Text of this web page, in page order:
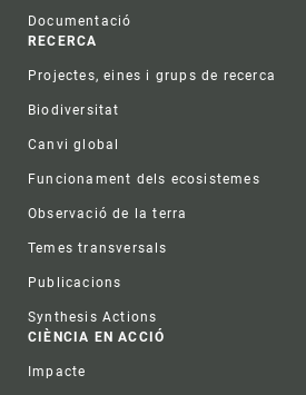
Documentació
RECERCA
Projectes, eines i grups de recerca
Biodiversitat
Canvi global
Funcionament dels ecosistemes
Observació de la terra
Temes transversals
Publicacions
Synthesis Actions
CIÈNCIA EN ACCIÓ
Impacte